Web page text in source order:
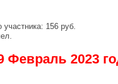
156 руб.
Февраль 2023